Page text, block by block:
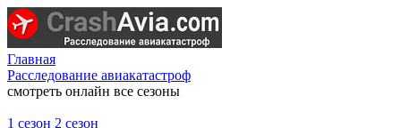
Главная
Расследование авиакатастроф
смотреть онлайн все сезоны
1 сезон 2 сезон